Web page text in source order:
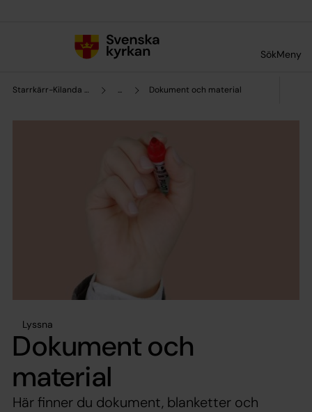
SökMeny
Starrkärr-Kilanda församling ... Dokument och material
Lyssna
Dokument och
material
Här finner du dokument, blanketter och